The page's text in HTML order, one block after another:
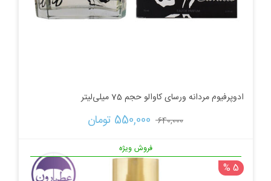
ادوپرفیوم مردانه ورسای کاوالو حجم 75 میلی‌لیتر
640,000 قیمت
اصلی:
550,000 تومان
550,000 تومان.
فروش ویژه
5 %